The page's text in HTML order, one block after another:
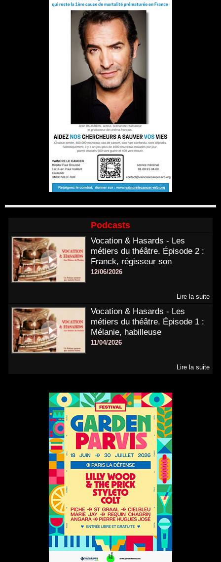
Podcasts
Vocation & Hasards - Les
métiers du théâtre. Épisode 2 :
Franck, régisseur son
12/06/2026
Lire la suite
Vocation & Hasards - Les
métiers du théâtre. Épisode 1 :
Mélanie, habilleuse
11/04/2026
Lire la suite